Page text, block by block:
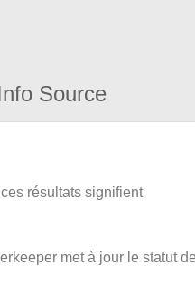
Source
résultats signifient
met à jour le statut